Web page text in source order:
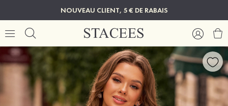
NOUVEAU CLIENT, 5 € DE RABAIS